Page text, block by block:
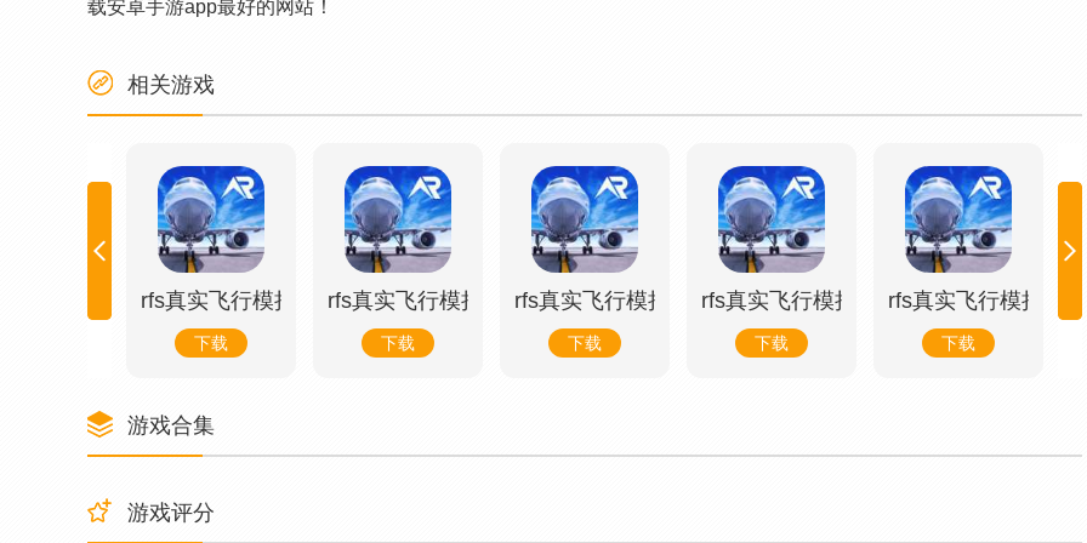
载安卓手游app最好的网站！
相关游戏
rfs真实飞行模拟器pro2023最新版
下载
rfs真实飞行模拟器pro2023最新版
下载
rfs真实飞行模拟器pro2023最新版
下载
rfs真实飞行模拟器pro2023最新版
下载
rfs真实飞行模拟器
下载
游戏合集
游戏评分